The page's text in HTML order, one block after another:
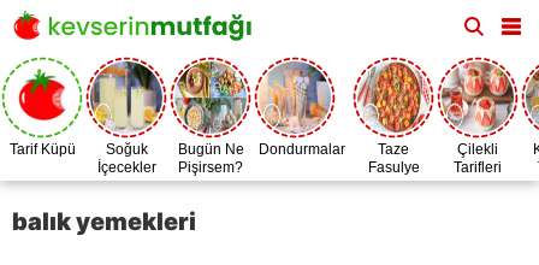
Tarif Küpü
Soğuk
İçecekler
Bugün Ne
Pişirsem?
Dondurmalar
Taze
Fasulye
Zamanı
Çilekli
Tarifleri
balık yemekleri